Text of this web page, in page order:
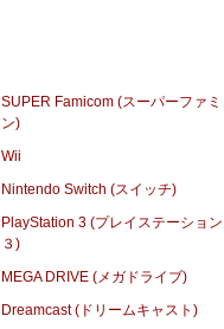
SUPER Famicom (スーパーファミ
ン)
Wii
Nintendo Switch (スイッチ)
PlayStation 3 (プレイステーション
３)
MEGA DRIVE (メガドライブ)
Dreamcast (ドリームキャスト)